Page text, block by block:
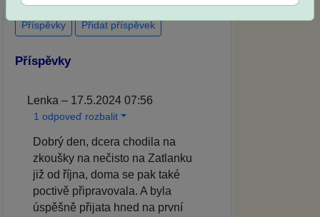
Příspěvky Přidat příspěvek
Příspěvky
Lenka – 17.5.2024 07:56
1 odpoveď rozbalit
Dobrý den, dcera chodila na
zkoušky na nečisto na Zatlanku
již od října, doma se pak také
poctivě připravovala. A byla
úspěšně přijata hned na první